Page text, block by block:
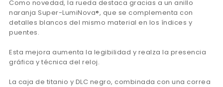
Como novedad, la rueda destaca gracias a un anillo
naranja Super-LumiNova®, que se complementa con
detalles blancos del mismo material en los índices y
puentes.
Esta mejora aumenta la legibilidad y realza la presencia
gráfica y técnica del reloj.
La caja de titanio y DLC negro, combinada con una correa